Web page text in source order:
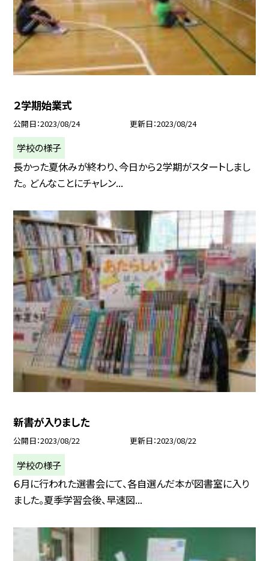
２学期始業式
公開日 2023/08/24 更新日 2023/08/24
学校の様子
長かった夏休みが終わり、今日から２学期がスタートしまし
た。 どんなことにチャレン...
新書が入りました
公開日 2023/08/22 更新日 2023/08/22
学校の様子
６月に行われた選書会にて、各自選んだ本が図書室に入り
ました。夏季学習会後、早速図...